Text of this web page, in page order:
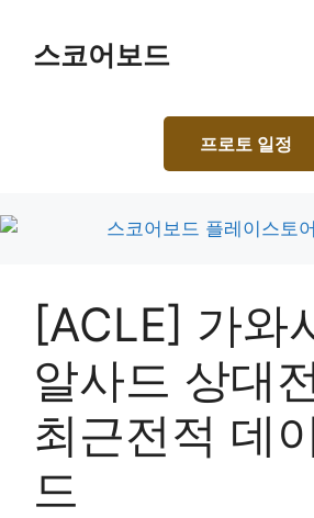
content스코어보드
프로토 일정
[ACLE] 가와
알사드 상대
최근전적 데
드